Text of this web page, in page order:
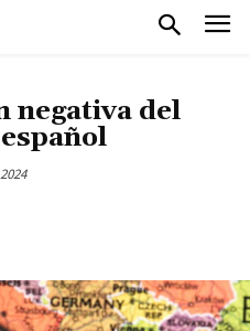
negativa del